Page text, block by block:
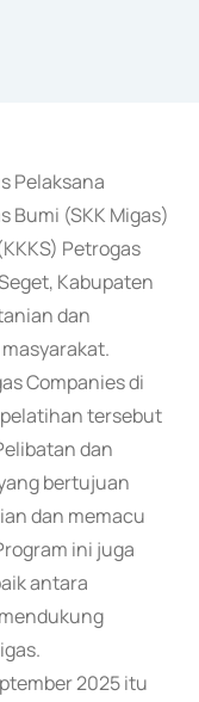
Pelaksana
Bumi (SKK Migas)
Petrogas
Kabupaten
dan
Companies di
tersebut
dan
bertujuan
dan memacu
ini juga
antara
2025 itu